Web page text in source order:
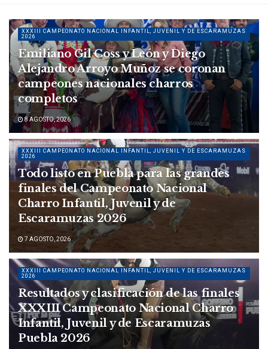
XXXIII CAMPEONATO NACIONAL INFANTIL, JUVENIL Y DE ESCARAMUZAS
2026
Emiliano Gil Coss y León y Diego
Alejandro Arroyo Muñoz se coronan
campeones nacionales charros
completos
8 AGOSTO, 2026
XXXIII CAMPEONATO NACIONAL INFANTIL, JUVENIL Y DE ESCARAMUZAS
2026
Todo listo en Puebla para las grandes
finales del Campeonato Nacional
Charro Infantil, Juvenil y de
Escaramuzas 2026
7 AGOSTO, 2026
XXXIII CAMPEONATO NACIONAL INFANTIL, JUVENIL Y DE ESCARAMUZAS
2026
Resultados y clasificación de las finales
XXXIII Campeonato Nacional Charro
Infantil, Juvenil y de Escaramuzas
Puebla 2026